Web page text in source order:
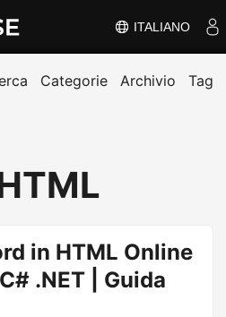
ITALIANO
Categorie Archivio Tag
in HTML Online
.NET | Guida